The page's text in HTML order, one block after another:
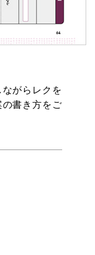
がらレクを
書き方をご